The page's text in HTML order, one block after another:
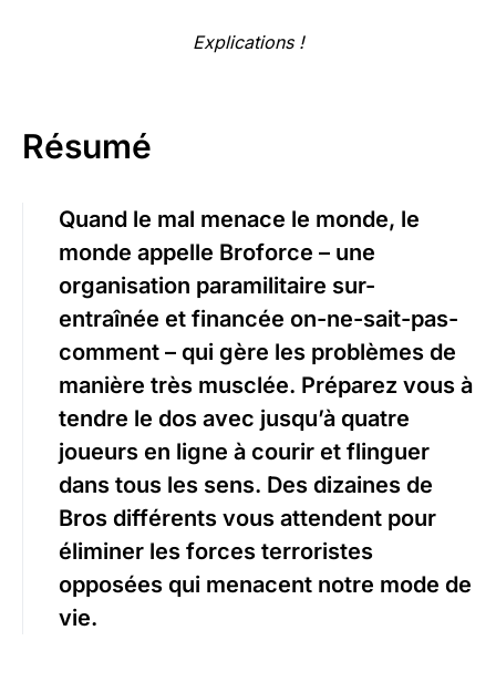
Explications !
Résumé
Quand le mal menace le monde, le
monde appelle Broforce – une
organisation paramilitaire sur-
entraînée et financée on-ne-sait-pas-
comment – qui gère les problèmes de
manière très musclée. Préparez vous à
tendre le dos avec jusqu’à quatre
joueurs en ligne à courir et flinguer
dans tous les sens. Des dizaines de
Bros différents vous attendent pour
éliminer les forces terroristes
opposées qui menacent notre mode de
vie.